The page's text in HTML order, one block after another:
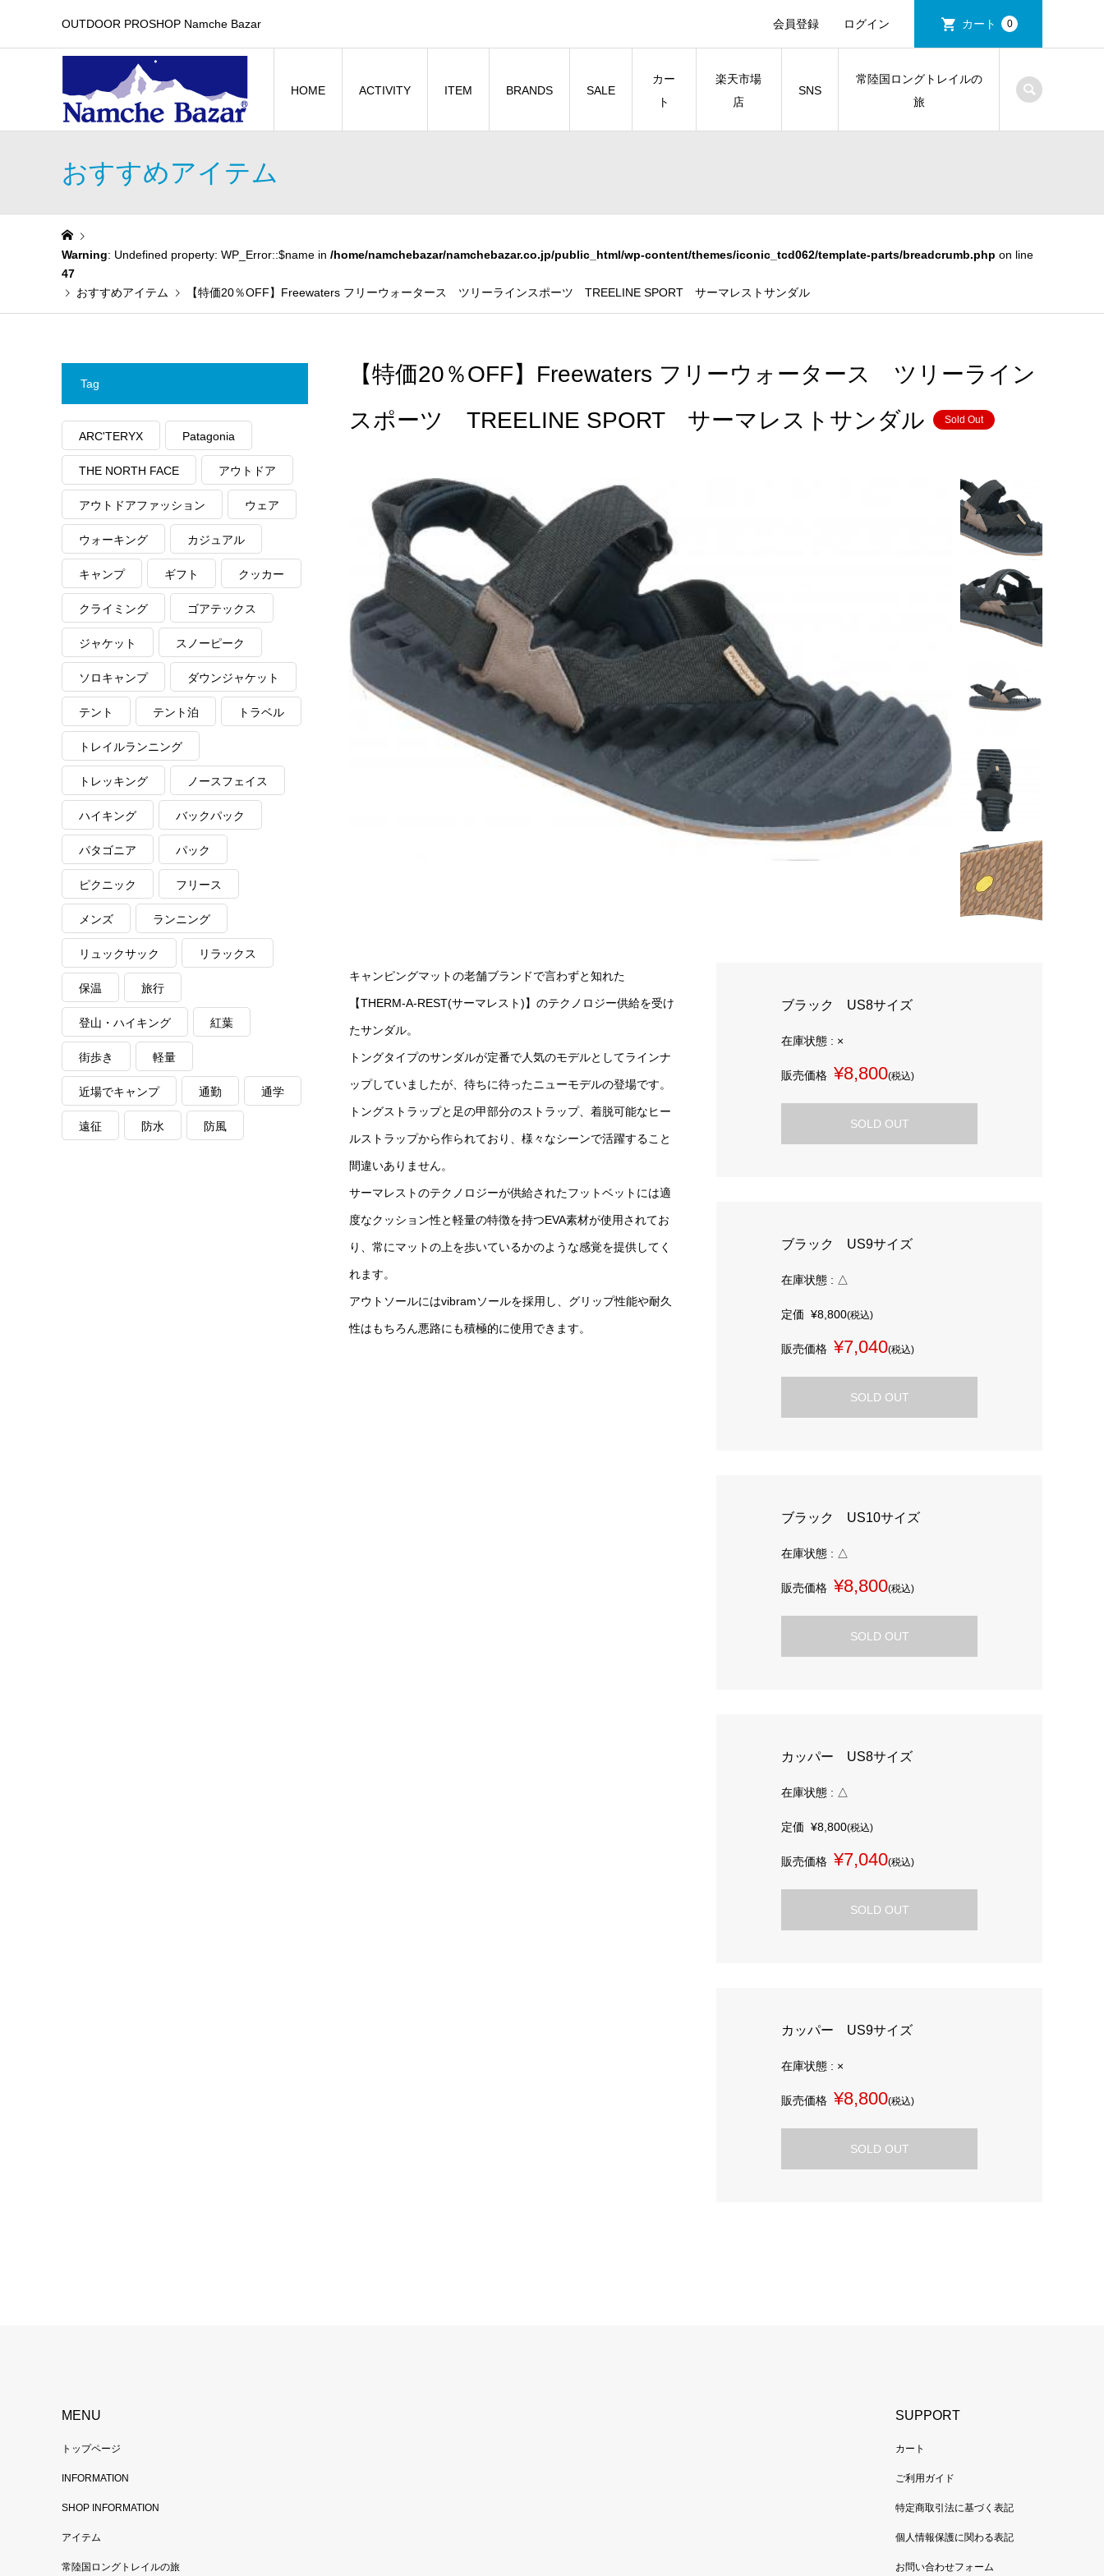
OUTDOOR PROSHOP Namche Bazar 会員登録 ログイン カート 0
HOME ACTIVITY ITEM BRANDS SALE
カー
ト
楽天市場
店
SNS
常陸国ロングトレイルの
旅
おすすめアイテム
Warning: Undefined property: WP_Error::$name in /home/namchebazar/namchebazar.co.jp/public_html/wp-content/themes/iconic_tcd062/template-parts/breadcrumb.php on line
47
おすすめアイテム
【特価20％OFF】Freewaters フリーウォータース ツリーラインスポーツ TREELINE SPORT サーマレストサンダル
【特価20％OFF】Freewaters フリーウォータース ツリーライン
スポーツ TREELINE SPORT サーマレストサンダル
Sold Out
キャンピングマットの老舗ブランドで言わずと知れた
【THERM-A-REST(サーマレスト)】のテクノロジー供給を受け
たサンダル。
トングタイプのサンダルが定番で人気のモデルとしてラインナ
ップしていましたが、待ちに待ったニューモデルの登場です。
トングストラップと足の甲部分のストラップ、着脱可能なヒー
ルストラップから作られており、様々なシーンで活躍すること
間違いありません。
サーマレストのテクノロジーが供給されたフットベットには適
度なクッション性と軽量の特徴を持つEVA素材が使用されてお
り、常にマットの上を歩いているかのような感覚を提供してく
れます。
アウトソールにはvibramソールを採用し、グリップ性能や耐久
性はもちろん悪路にも積極的に使用できます。
ブラック US8サイズ
在庫状態 : ×
販売価格 ¥8,800(税込)
SOLD OUT
ブラック US9サイズ
在庫状態 : △
定価¥8,800(税込)
販売価格 ¥7,040(税込)
SOLD OUT
ブラック US10サイズ
在庫状態 : △
販売価格 ¥8,800(税込)
SOLD OUT
カッパー US8サイズ
在庫状態 : △
定価¥8,800(税込)
販売価格 ¥7,040(税込)
SOLD OUT
カッパー US9サイズ
在庫状態 : ×
販売価格 ¥8,800(税込)
SOLD OUT
Tag
ARC'TERYX Patagonia
THE NORTH FACE アウトドア
アウトドアファッション ウェア
ウォーキング カジュアル
キャンプ ギフト クッカー
クライミング ゴアテックス
ジャケット スノーピーク
ソロキャンプ ダウンジャケット
テント テント泊 トラベル
トレイルランニング
トレッキング ノースフェイス
ハイキング バックパック
パタゴニア パック
ピクニック フリース
メンズ ランニング
リュックサック リラックス
保温 旅行
登山・ハイキング 紅葉
街歩き 軽量
近場でキャンプ 通勤 通学
遠征 防水 防風
MENU
トップページ
INFORMATION
SHOP INFORMATION
アイテム
常陸国ロングトレイルの旅
SUPPORT
カート
ご利用ガイド
特定商取引法に基づく表記
個人情報保護に関わる表記
お問い合わせフォーム